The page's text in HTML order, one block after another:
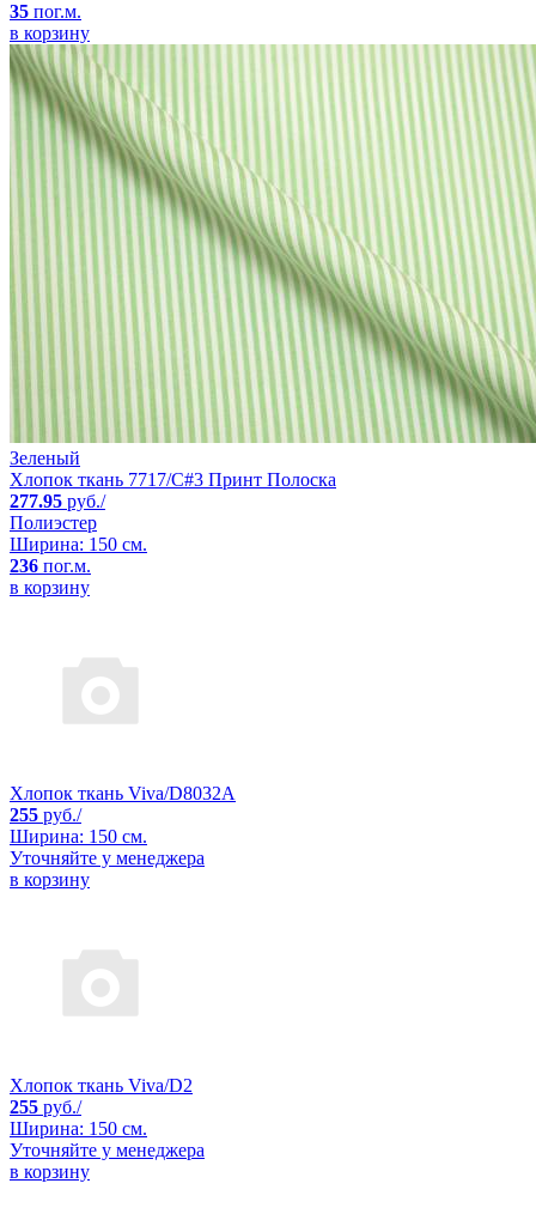
35 пог.м.
в корзину
Зеленый
Хлопок ткань 7717/C#3 Принт Полоска
277.95 руб./
Полиэстер
Ширина: 150 см.
236 пог.м.
в корзину
Хлопок ткань Viva/D8032A
255 руб./
Ширина: 150 см.
Уточняйте у менеджера
в корзину
Хлопок ткань Viva/D2
255 руб./
Ширина: 150 см.
Уточняйте у менеджера
в корзину